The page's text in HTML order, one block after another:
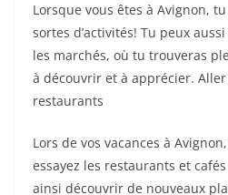
Lorsque vous êtes à Avignon,
sortes d’activités! Tu peux
les marchés, où tu trouveras
à découvrir et à apprécier.
restaurants
Lors de vos vacances à
essayez les restaurants et
ainsi découvrir de nouveaux